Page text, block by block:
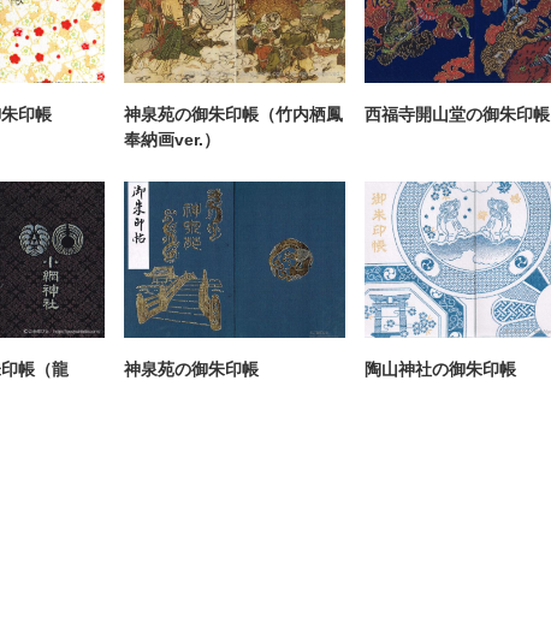
印帳
神泉苑の御朱印帳（竹内栖鳳
奉納画ver.）
西福寺開山堂の御朱印帳
帳（龍
神泉苑の御朱印帳 陶山神社の御朱印帳